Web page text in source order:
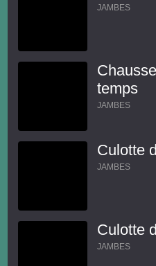
JAMBES
temps
JAMBES
Culotte
JAMBES
Culotte
JAMBES